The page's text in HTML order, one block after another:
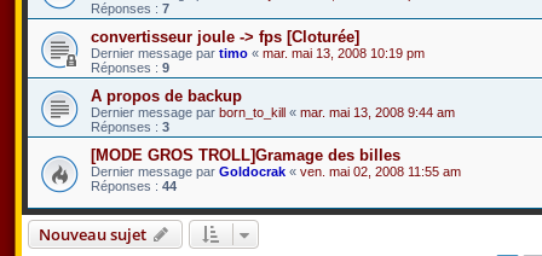
Réponses : 7
convertisseur joule -> fps [Cloturée]
Dernier message par timo « mar. mai 13, 2008 10:19 pm
Réponses : 9
A propos de backup
Dernier message par born_to_kill « mar. mai 13, 2008 9:44 am
Réponses : 3
[MODE GROS TROLL]Gramage des billes
Dernier message par Goldocrak « ven. mai 02, 2008 11:55 am
Réponses : 44
Nouveau sujet